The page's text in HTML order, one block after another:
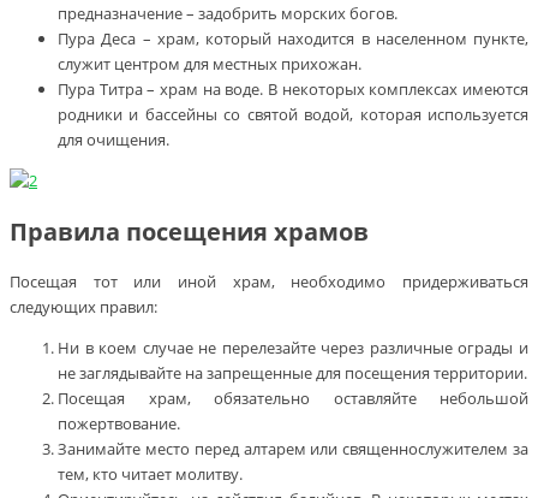
предназначение – задобрить морских богов.
Пура Деса – храм, который находится в населенном пункте,
служит центром для местных прихожан.
Пура Титра – храм на воде. В некоторых комплексах имеются
родники и бассейны со святой водой, которая используется
для очищения.
Правила посещения храмов
Посещая тот или иной храм, необходимо придерживаться
следующих правил:
Ни в коем случае не перелезайте через различные ограды и
не заглядывайте на запрещенные для посещения территории.
Посещая храм, обязательно оставляйте небольшой
пожертвование.
Занимайте место перед алтарем или священнослужителем за
тем, кто читает молитву.